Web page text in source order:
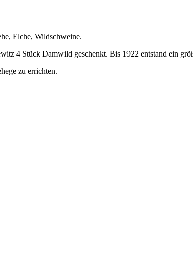
Elche, Wildschweine.
4 Stück Damwild geschenkt. Bis 1922 entstand ein
zu errichten.